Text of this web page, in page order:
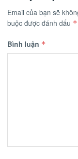
Email của bạn sẽ
buộc được đánh dấu *
Bình luận *